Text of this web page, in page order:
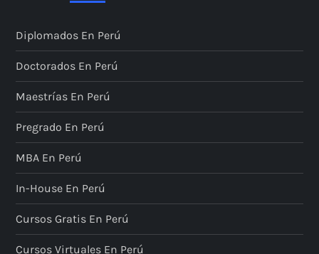
Diplomados En Perú
Doctorados En Perú
Maestrías En Perú
Pregrado En Perú
MBA En Perú
In-House En Perú
Cursos Gratis En Perú
Cursos Virtuales En Perú